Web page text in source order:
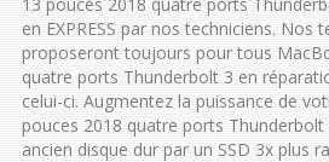
en EXPRESS par nos techniciens. Nos
proposeront toujours pour tous
quatre ports Thunderbolt 3 en
celui-ci. Augmentez la puissance de
pouces 2018 quatre ports
ancien disque dur par un SSD 3x plus